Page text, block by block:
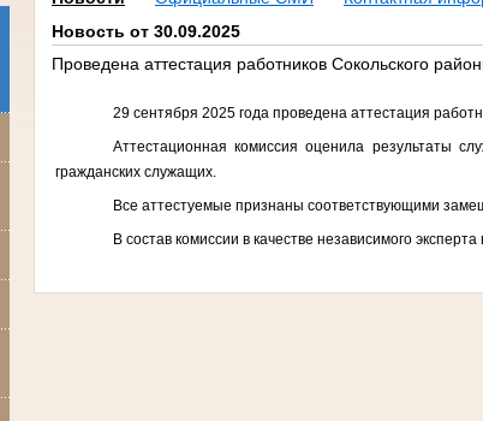
Новость от 30.09.2025
Проведена аттестация работников Сокольского
29 сентября 2025 года проведена аттестация
Аттестационная комиссия оценила результаты
гражданских служащих.
Все аттестуемые признаны соответствующими
В состав комиссии в качестве независимого